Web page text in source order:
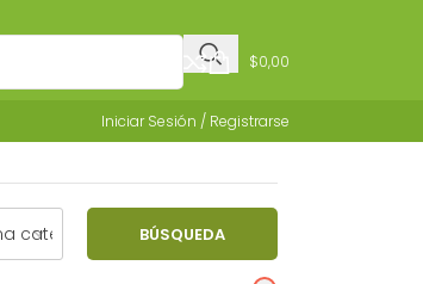
$0,00
Iniciar Sesión / Registrarse
BÚSQUEDA